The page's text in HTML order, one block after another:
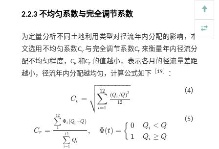
2.2.3 不均匀系数与完全调节系数
为定量分析不同土地利用类型对径流年内分配的影响，本
文选用不均匀系数Cv与完全调节系数Cr 来衡量年内径流分
配不均匀程度，Cv 和Cr 的值越小，表示各月的径流量差距
越小，径流年内分配越均匀，计算公式如下［ 19］ ：
Cv = ∑
i=1
12
(Qi /Q)2
12
− −
−−−−−−−

⎷


Cv= ∑i= 1 12(Q i/ Q)212
（4）
Cr =
∑
1
12
Φi (Qi −Q)
∑
i=1
12
Qi
, Φ(t) = { 0
1
Qi < Q
Qi ≥ Q
Cr= ∑1 12Φi(Qi-Q)∑i=1 12Qi, Φ(t )= i< Q
（5）